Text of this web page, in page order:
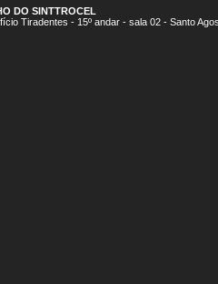
DO SINTTROCEL
Tiradentes - 15º andar - sala 02 - Santo